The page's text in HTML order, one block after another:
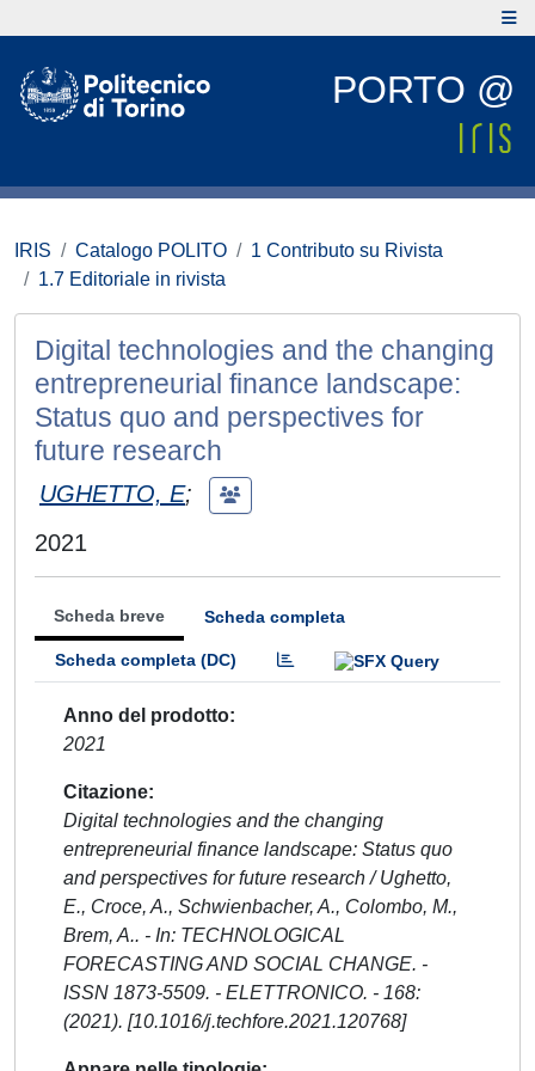
PORTO @
IRIS Catalogo POLITO
1 Contributo su Rivista
1.7 Editoriale in rivista
Digital technologies and the changing
entrepreneurial finance landscape:
Status quo and perspectives for
future research
UGHETTO, E;
2021
Scheda breve Scheda completa
Scheda completa (DC)
Anno del prodotto
2021
Citazione
Digital technologies and the changing
entrepreneurial finance landscape: Status quo
and perspectives for future research / Ughetto,
E., Croce, A., Schwienbacher, A., Colombo, M.,
Brem, A.. - In: TECHNOLOGICAL
FORECASTING AND SOCIAL CHANGE. -
ISSN 1873-5509. - ELETTRONICO. - 168:
(2021). [10.1016/j.techfore.2021.120768]